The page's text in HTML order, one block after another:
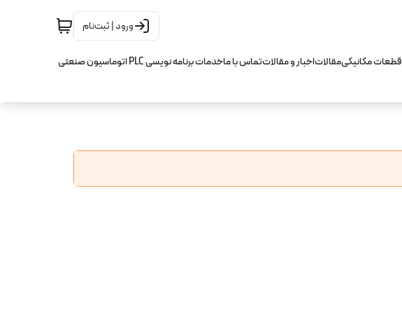
ورود | ثبت‌نام
قطعات مکانیکیمقالاتاخبار و مقالاتتماس با ماخدمات برنامه نویسی PLC اتوماسیون صنعتی